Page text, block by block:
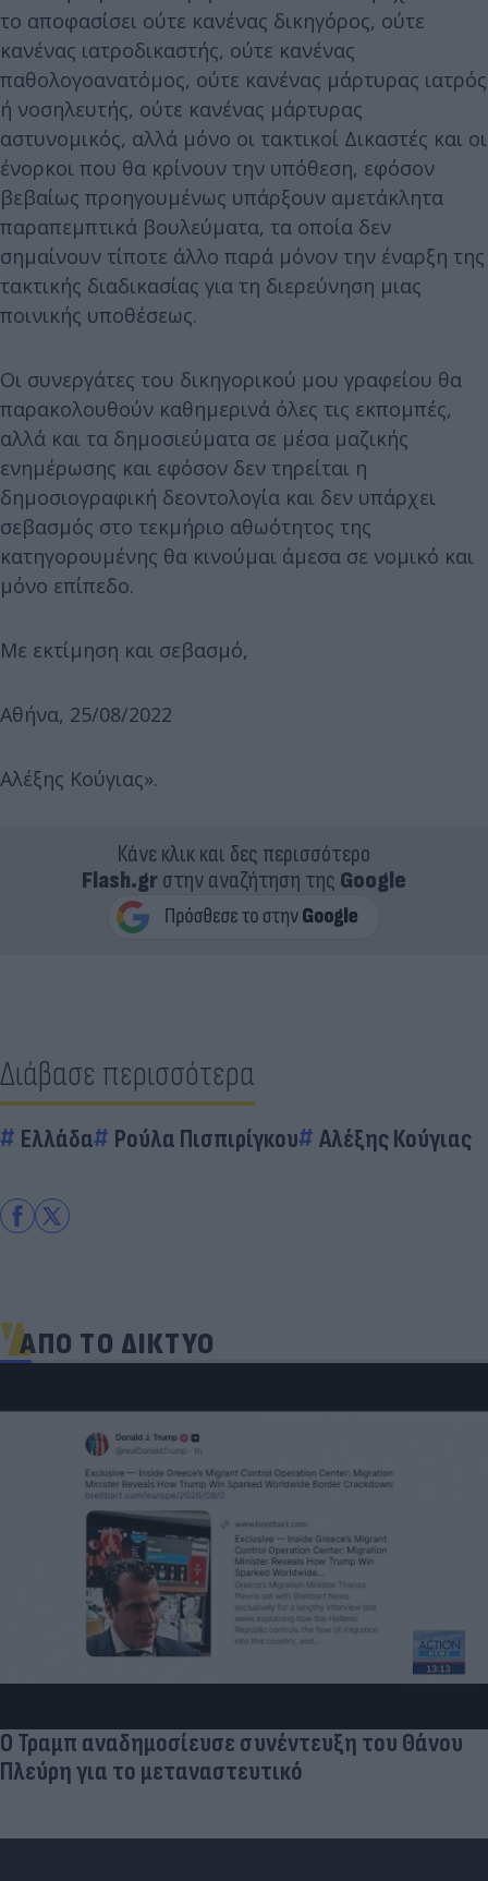
το αποφασίσει ούτε κανένας δικηγόρος, ούτε
κανένας ιατροδικαστής, ούτε κανένας
παθολογοανατόμος, ούτε κανένας μάρτυρας ιατρός
ή νοσηλευτής, ούτε κανένας μάρτυρας
αστυνομικός, αλλά μόνο οι τακτικοί Δικαστές και οι
ένορκοι που θα κρίνουν την υπόθεση, εφόσον
βεβαίως προηγουμένως υπάρξουν αμετάκλητα
παραπεμπτικά βουλεύματα, τα οποία δεν
σημαίνουν τίποτε άλλο παρά μόνον την έναρξη της
τακτικής διαδικασίας για τη διερεύνηση μιας
ποινικής υποθέσεως.
Οι συνεργάτες του δικηγορικού μου γραφείου θα
παρακολουθούν καθημερινά όλες τις εκπομπές,
αλλά και τα δημοσιεύματα σε μέσα μαζικής
ενημέρωσης και εφόσον δεν τηρείται η
δημοσιογραφική δεοντολογία και δεν υπάρχει
σεβασμός στο τεκμήριο αθωότητος της
κατηγορουμένης θα κινούμαι άμεσα σε νομικό και
μόνο επίπεδο.
Με εκτίμηση και σεβασμό,
Αθήνα, 25/08/2022
Αλέξης Κούγιας».
Κάνε κλικ και δες περισσότερο
Flash.grστην αναζήτηση της Google
Διάβασε περισσότερα
Ελλάδα Ρούλα Πισπιρίγκου Αλέξης Κούγιας
ΑΠΟ ΤΟ ΔΙΚΤΥΟ
Ο Τραμπ αναδημοσίευσε συνέντευξη του Θάνου
Πλεύρη για το μεταναστευτικό